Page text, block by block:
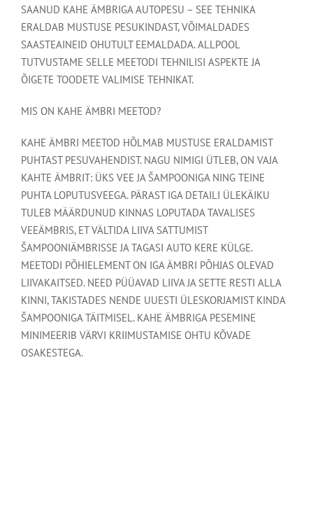
SAANUD KAHE ÄMBRIGA AUTOPESU – SEE TEHNIKA
ERALDAB MUSTUSE PESUKINDAST, VÕIMALDADES
SAASTEAINEID OHUTULT EEMALDADA. ALLPOOL
TUTVUSTAME SELLE MEETODI TEHNILISI ASPEKTE JA
ÕIGETE TOODETE VALIMISE TEHNIKAT.
MIS ON KAHE ÄMBRI MEETOD?
KAHE ÄMBRI MEETOD HÕLMAB MUSTUSE ERALDAMIST
PUHTAST PESUVAHENDIST. NAGU NIMIGI ÜTLEB, ON VAJA
KAHTE ÄMBRIT: ÜKS VEE JA ŠAMPOONIGA NING TEINE ​​
PUHTA LOPUTUSVEEGA. PÄRAST IGA DETAILI ÜLEKÄIKU
TULEB MÄÄRDUNUD KINNAS LOPUTADA TAVALISES
VEEÄMBRIS, ET VÄLTIDA LIIVA SATTUMIST
ŠAMPOONIÄMBRISSE JA TAGASI AUTO KERE KÜLGE.
MEETODI PÕHIELEMENT ON IGA ÄMBRI PÕHJAS OLEVAD
LIIVAKAITSED. NEED PÜÜAVAD LIIVA JA SETTE RESTI ALLA
KINNI, TAKISTADES NENDE UUESTI ÜLESKORJAMIST KINDA
ŠAMPOONIGA TÄITMISEL. KAHE ÄMBRIGA PESEMINE
MINIMEERIB VÄRVI KRIIMUSTAMISE OHTU KÕVADE
OSAKESTEGA.